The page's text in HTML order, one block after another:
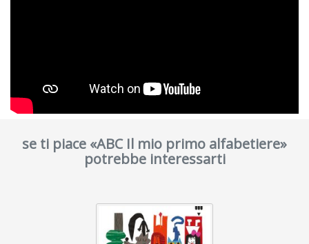
se ti piace «ABC Il mio primo alfabetiere»
potrebbe interessarti